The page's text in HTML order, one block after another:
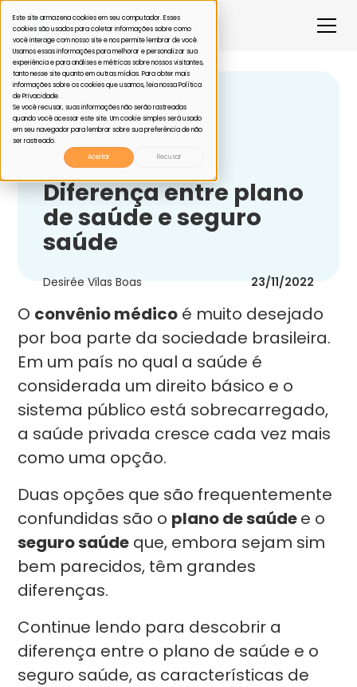
Este site armazena cookies em seu computador. Esses
cookies são usados para coletar informações sobre como
você interage com nosso site e nos permite lembrar de você.
Usamos essas informações para melhorar e personalizar sua
experiência e para análises e métricas sobre nossos visitantes,
tanto nesse site quanto em outras mídias. Para obter mais
informações sobre os cookies que usamos, leia nossa Política
de Privacidade.
Se você recusar, suas informações não serão rastreadas
quando você acessar este site. Um cookie simples será usado
em seu navegador para lembrar sobre sua preferência de não
ser rastreado.
Aceitar
Recusar
Voltar
Plano de saúde
Diferença entre plano
de saúde e seguro
saúde
Desirée Vilas Boas 23/11/2022
O convênio médico é muito desejado
por boa parte da sociedade brasileira.
Em um país no qual a saúde é
considerada um direito básico e o
sistema público está sobrecarregado,
a saúde privada cresce cada vez mais
como uma opção.
Duas opções que são frequentemente
confundidas são o plano de saúdee o
seguro saúde que, embora sejam sim
bem parecidos, têm grandes
diferenças.
Continue lendo para descobrir a
diferença entre o plano de saúde e o
seguro saúde, as características de